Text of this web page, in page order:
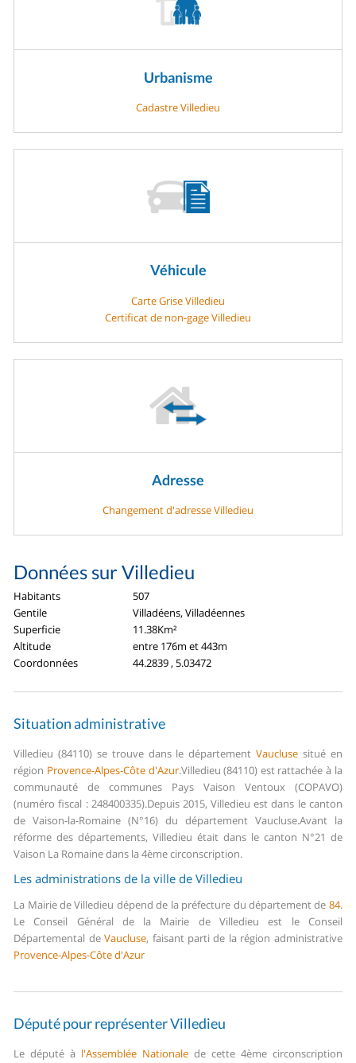
Urbanisme
Cadastre Villedieu
Véhicule
Carte Grise Villedieu
Certificat de non-gage Villedieu
Adresse
Changement d'adresse Villedieu
Données sur Villedieu
Habitants
507
Gentile
Villadéens, Villadéennes
Superficie
11.38Km²
Altitude
entre 176m et 443m
Coordonnées
44.2839 , 5.03472
Situation administrative
Villedieu (84110) se trouve dans le départementVaucluse situé en
région Provence-Alpes-Côte d'Azur.Villedieu (84110) est rattachée à la
communauté de communes Pays Vaison Ventoux (COPAVO)
(numéro fiscal : 248400335).Depuis 2015, Villedieu est dans le canton
de Vaison-la-Romaine (N°16) du département Vaucluse.Avant la
réforme des départements, Villedieu était dans le canton N°21 de
Vaison La Romaine dans la 4ème circonscription.
Les administrations de la ville de Villedieu
La Mairie de Villedieu dépend de la préfecture du département de 84.
Le Conseil Général de la Mairie de Villedieu est le Conseil
Départemental deVaucluse, faisant parti de la région administrative
Provence-Alpes-Côte d'Azur
Député pour représenter Villedieu
Le député à l'Assemblée Nationale de cette 4ème circonscription